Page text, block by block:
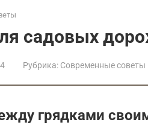
садовых
Рубрика: Современные советы
грядками